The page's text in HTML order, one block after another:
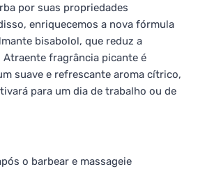
por suas propriedades
enriquecemos a nova fórmula
bisabolol, que reduz a
Atraente fragrância picante é
suave e refrescante aroma cítrico,
para um dia de trabalho ou de
o barbear e massageie